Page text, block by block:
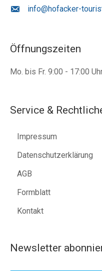
info@hofacker-
Öffnungszeiten
Mo. bis Fr. 9:00 - 17:00
Service &
Impressum
Datenschutzerklärung
AGB
Formblatt
Kontakt
Newsletter